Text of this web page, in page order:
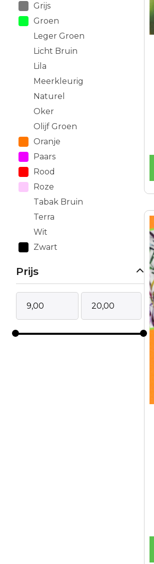
Grijs
Groen
Leger Groen
Licht Bruin
Lila
Meerkleurig
Naturel
Oker
Olijf Groen
Oranje
Paars
Rood
Roze
Tabak Bruin
Terra
Wit
Zwart
Prijs